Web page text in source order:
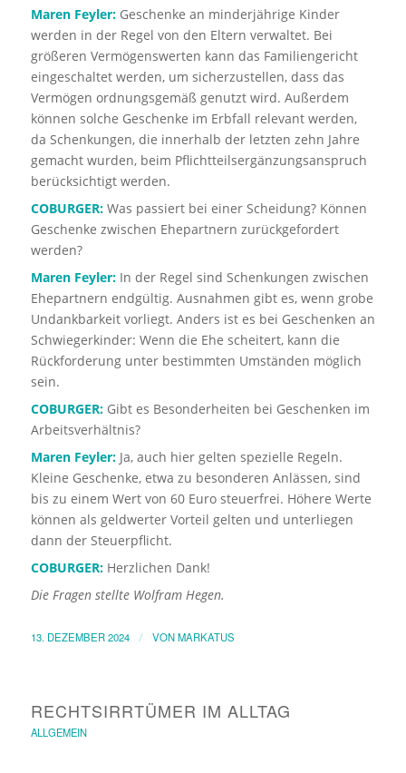
Maren Feyler: Geschenke an minderjährige Kinder
werden in der Regel von den Eltern verwaltet. Bei
größeren Vermögenswerten kann das Familiengericht
eingeschaltet werden, um sicherzustellen, dass das
Vermögen ordnungsgemäß genutzt wird. Außerdem
können solche Geschenke im Erbfall relevant werden,
da Schenkungen, die innerhalb der letzten zehn Jahre
gemacht wurden, beim Pflichtteilsergänzungsanspruch
berücksichtigt werden.
COBURGER:Was passiert bei einer Scheidung? Können
Geschenke zwischen Ehepartnern zurückgefordert
werden?
Maren Feyler: In der Regel sind Schenkungen zwischen
Ehepartnern endgültig. Ausnahmen gibt es, wenn grobe
Undankbarkeit vorliegt. Anders ist es bei Geschenken an
Schwiegerkinder: Wenn die Ehe scheitert, kann die
Rückforderung unter bestimmten Umständen möglich
sein.
COBURGER: Gibt es Besonderheiten bei Geschenken im
Arbeitsverhältnis?
Maren Feyler:Ja, auch hier gelten spezielle Regeln.
Kleine Geschenke, etwa zu besonderen Anlässen, sind
bis zu einem Wert von 60 Euro steuerfrei. Höhere Werte
können als geldwerter Vorteil gelten und unterliegen
dann der Steuerpflicht.
COBURGER: Herzlichen Dank!
Die Fragen stellte Wolfram Hegen.
13. DEZEMBER 2024 / VONMARKATUS
RECHTSIRRTÜMER IM ALLTAG
ALLGEMEIN